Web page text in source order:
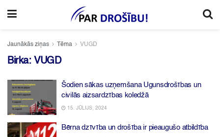
Jaunākās ziņas Tēma VUGD
Birka: VUGD
Šodien sākas uzņemšana Ugunsdrošības un
civilās aizsardzības koledžā
15. JŪLIJS, 2024
Bērna dzīvība un drošība ir pieaugušo atbildība